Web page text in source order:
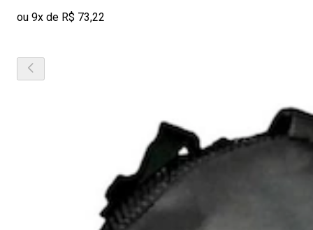
ou 9x de R$ 73,22